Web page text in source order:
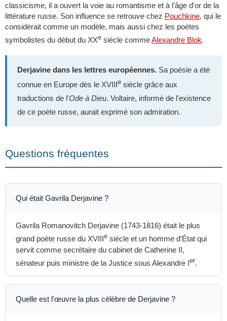
classicisme, il a ouvert la voie au romantisme et à l'âge d'or de la
littérature russe. Son influence se retrouve chez Pouchkine, qui le
considérait comme un modèle, mais aussi chez les poètes
symbolistes du début du XXe siècle commeAlexandre Blok.
Derjavine dans les lettres européennes. Sa poésie a été
connue en Europe dès le XVIIIe siècle grâce aux
traductions de l'Ode à Dieu. Voltaire, informé de l'existence
de ce poète russe, aurait exprimé son admiration.
Questions fréquentes
Qui était Gavrila Derjavine ?
Gavrila Romanovitch Derjavine (1743-1816) était le plus
grand poète russe du XVIII e siècle et un homme d'État qui
servit comme secrétaire du cabinet de Catherine II,
sénateur puis ministre de la Justice sous Alexandre Ier.
Quelle est l'œuvre la plus célèbre de Derjavine ?